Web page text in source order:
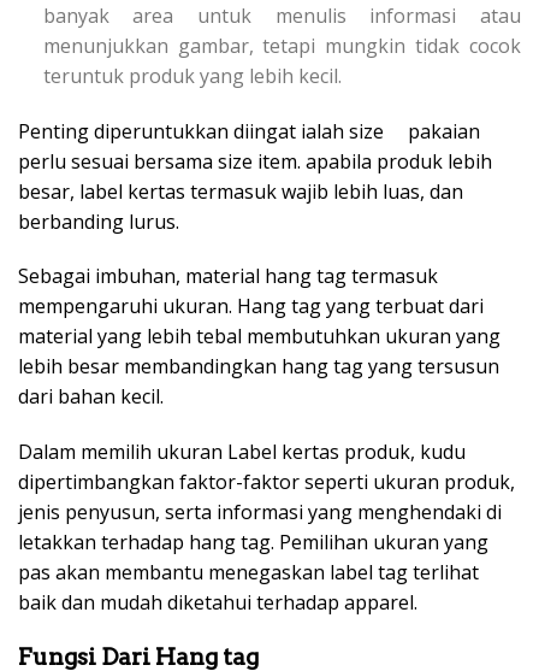
banyak area untuk menulis informasi atau
menunjukkan gambar, tetapi mungkin tidak cocok
teruntuk produk yang lebih kecil.
Penting diperuntukkan diingat ialah size pakaian
perlu sesuai bersama size item. apabila produk lebih
besar, label kertas termasuk wajib lebih luas, dan
berbanding lurus.
Sebagai imbuhan, material hang tag termasuk
mempengaruhi ukuran. Hang tag yang terbuat dari
material yang lebih tebal membutuhkan ukuran yang
lebih besar membandingkan hang tag yang tersusun
dari bahan kecil.
Dalam memilih ukuran Label kertas produk, kudu
dipertimbangkan faktor-faktor seperti ukuran produk,
jenis penyusun, serta informasi yang menghendaki di
letakkan terhadap hang tag. Pemilihan ukuran yang
pas akan membantu menegaskan label tag terlihat
baik dan mudah diketahui terhadap apparel.
Fungsi Dari Hang tag